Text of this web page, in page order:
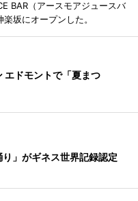
BAR（アースモアジュースバ
坂にオープンした。
エドモントで「夏まつ
」がギネス世界記録認定